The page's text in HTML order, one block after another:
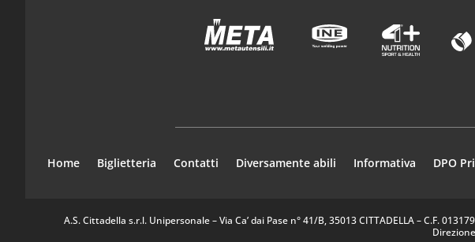
Home Biglietteria Contatti Diversamente abili Informativa DPO
A.S. Cittadella s.r.l. Unipersonale – Via Ca’ dai Pase n° 41/B, 35013 CITTADELLA – C.F.